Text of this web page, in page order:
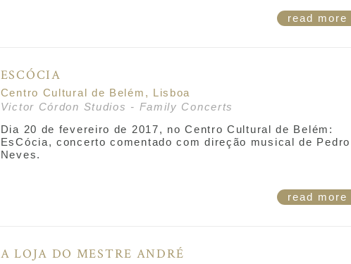
read more
ESCÓCIA
Centro Cultural de Belém, Lisboa
Victor Córdon Studios - Family Concerts
Dia 20 de fevereiro de 2017, no Centro Cultural de Belém:
EsCócia, concerto comentado com direção musical de Pedro
Neves.
read more
A LOJA DO MESTRE ANDRÉ